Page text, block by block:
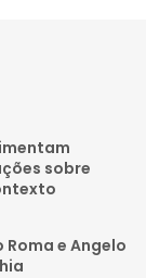
sobre
e Angelo